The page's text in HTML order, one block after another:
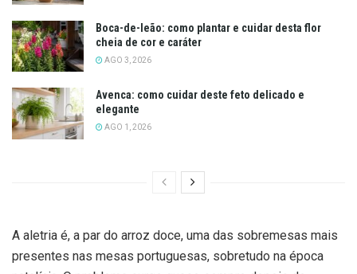
Boca-de-leão: como plantar e cuidar desta flor
cheia de cor e caráter
AGO 3, 2026
Avenca: como cuidar deste feto delicado e
elegante
AGO 1, 2026
A aletria é, a par do arroz doce, uma das sobremesas mais
presentes nas mesas portuguesas, sobretudo na época